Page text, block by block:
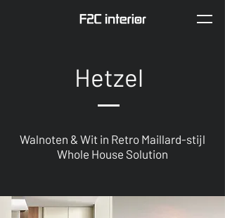
Hetzel
Walnoten & Wit in Retro Maillard-stijl
Whole House Solution